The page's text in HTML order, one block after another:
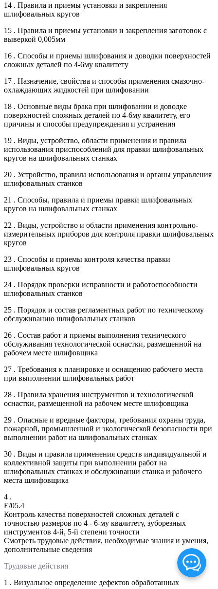
14 . Правила и приемы установки и закрепления
шлифовальных кругов
15 . Правила и приемы установки и закрепления заготовок с
выверкой 0,005мм
16 . Способы и приемы шлифования и доводки поверхностей
сложных деталей по 4-6му квалитету
17 . Назначение, свойства и способы применения смазочно-
охлаждающих жидкостей при шлифовании
18 . Основные виды брака при шлифовании и доводке
поверхностей сложных деталей по 4-6му квалитету, его
причины и способы предупреждения и устранения
19 . Виды, устройство, области применения и правила
использования приспособлений для правки шлифовальных
кругов на шлифовальных станках
20 . Устройство, правила использования и органы управления
шлифовальных станков
21 . Способы, правила и приемы правки шлифовальных
кругов на шлифовальных станках
22 . Виды, устройство и области применения контрольно-
измерительных приборов для контроля правки шлифовальных
кругов
23 . Способы и приемы контроля качества правки
шлифовальных кругов
24 . Порядок проверки исправности и работоспособности
шлифовальных станков
25 . Порядок и состав регламентных работ по техническому
обслуживанию шлифовальных станков
26 . Состав работ и приемы выполнения технического
обслуживания технологической оснастки, размещенной на
рабочем месте шлифовщика
27 . Требования к планировке и оснащению рабочего места
при выполнении шлифовальных работ
28 . Правила хранения инструментов и технологической
оснастки, размещенной на рабочем месте шлифовщика
29 . Опасные и вредные факторы, требования охраны труда,
пожарной, промышленной и экологической безопасности при
выполнении работ на шлифовальных станках
30 . Виды и правила применения средств индивидуальной и
коллективной защиты при выполнении работ на
шлифовальных станках и обслуживании станка и рабочего
места шлифовщика
4 .
E/05.4
Контроль качества поверхностей сложных деталей с
точностью размеров по 4 - 6-му квалитету, зуборезных
инструментов 4-й, 5-й степени точности
Смотреть трудовые действия, необходимые знания и умения,
дополнительные сведения
Трудовые действия
1 . Визуальное определение дефектов обработанных